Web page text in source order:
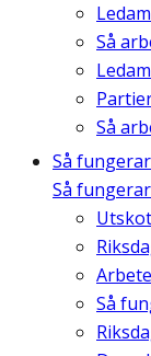
Så
Så
Så
Så
Så